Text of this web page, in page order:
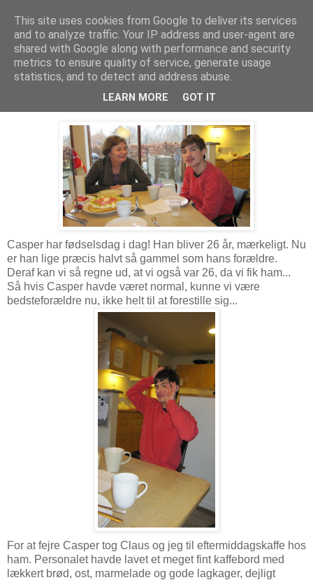
Troldesofie
onsdag den 2. februar 2011
Casper har fødselsdag i dag! Han bliver 26 år, mærkeligt. Nu
er han lige præcis halvt så gammel som hans forældre.
Deraf kan vi så regne ud, at vi også var 26, da vi fik ham...
Så hvis Casper havde været normal, kunne vi være
bedsteforældre nu, ikke helt til at forestille sig...
For at fejre Casper tog Claus og jeg til eftermiddagskaffe hos
ham. Personalet havde lavet et meget fint kaffebord med
lækkert brød, ost, marmelade og gode lagkager, dejligt
This site uses cookies from Google to deliver its services
and to analyze traffic. Your IP address and user-agent are
shared with Google along with performance and security
metrics to ensure quality of service, generate usage
statistics, and to detect and address abuse.
LEARN MORE GOT IT